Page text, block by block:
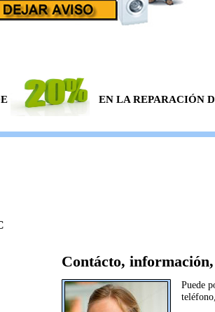
EN LA REPARACIÓN
Contácto, información,
Puede